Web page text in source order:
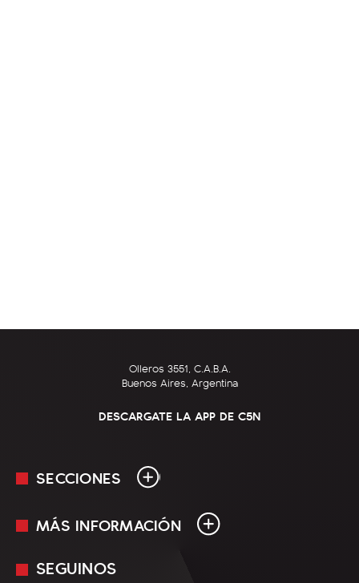
Olleros 3551, C.A.B.A.
Buenos Aires, Argentina
DESCARGATE LA APP DE C5N
SECCIONES
En Vivo
MÁS INFORMACIÓN
Mediakit
SEGUINOS